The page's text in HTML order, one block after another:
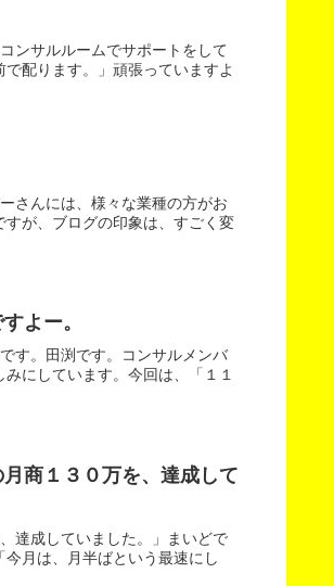
ンサルルームでサポートをして
配ります。」頑張っていますよ
さんには、様々な業種の方がお
が、ブログの印象は、すごく変
よー。
す。田渕です。コンサルメンバ
にしています。今回は、「１１
商１３０万を、達成して
達成していました。」まいどで
月は、月半ばという最速にし